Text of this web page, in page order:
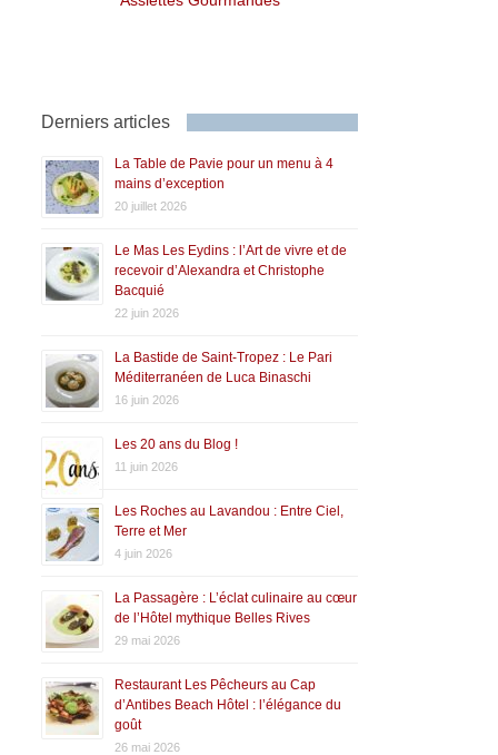
Derniers articles
La Table de Pavie pour un menu à 4
mains d’exception
20 juillet 2026
Le Mas Les Eydins : l’Art de vivre et de
recevoir d’Alexandra et Christophe
Bacquié
22 juin 2026
La Bastide de Saint-Tropez : Le Pari
Méditerranéen de Luca Binaschi
16 juin 2026
Les 20 ans du Blog !
11 juin 2026
Les Roches au Lavandou : Entre Ciel,
Terre et Mer
4 juin 2026
La Passagère : L’éclat culinaire au cœur
de l’Hôtel mythique Belles Rives
29 mai 2026
Restaurant Les Pêcheurs au Cap
d’Antibes Beach Hôtel : l’élégance du
goût
26 mai 2026